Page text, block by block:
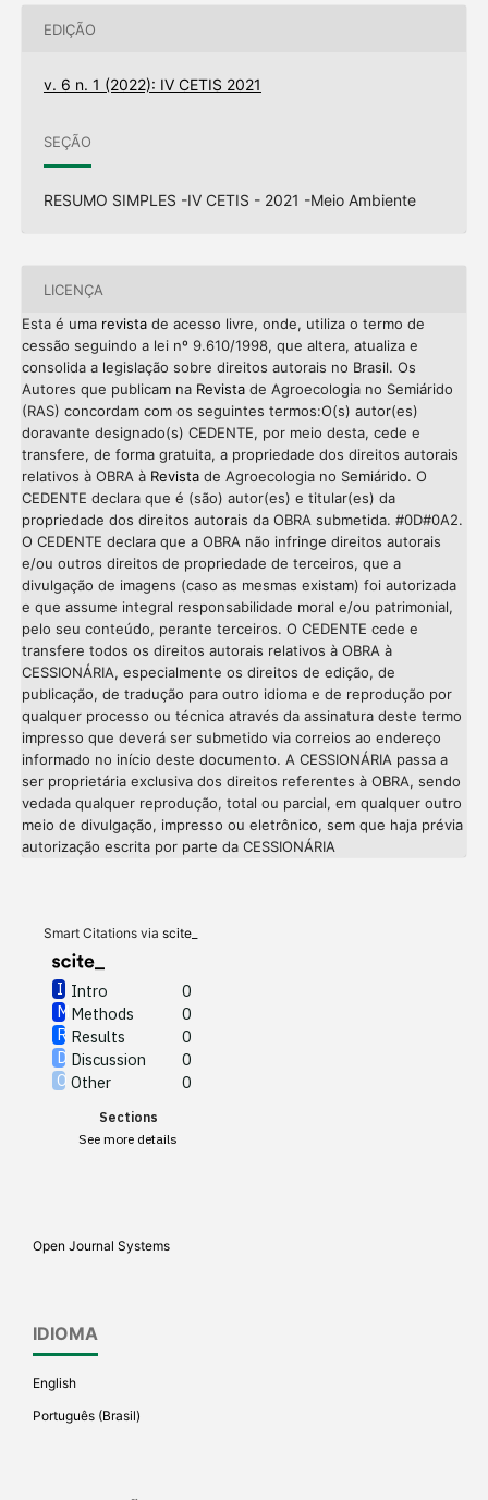
EDIÇÃO
v. 6 n. 1 (2022): IV CETIS 2021
SEÇÃO
RESUMO SIMPLES -IV CETIS - 2021 -Meio Ambiente
LICENÇA
Esta é uma revistade acesso livre, onde, utiliza o termo de
cessão seguindo a lei nº 9.610/1998, que altera, atualiza e
consolida a legislação sobre direitos autorais no Brasil. Os
Autores que publicam na Revistade Agroecologia no Semiárido
(RAS) concordam com os seguintes termos:O(s) autor(es)
doravante designado(s) CEDENTE, por meio desta, cede e
transfere, de forma gratuita, a propriedade dos direitos autorais
relativos à OBRA à Revistade Agroecologia no Semiárido. O
CEDENTE declara que é (são) autor(es) e titular(es) da
propriedade dos direitos autorais da OBRA submetida. #0D#0A2.
O CEDENTE declara que a OBRA não infringe direitos autorais
e/ou outros direitos de propriedade de terceiros, que a
divulgação de imagens (caso as mesmas existam) foi autorizada
e que assume integral responsabilidade moral e/ou patrimonial,
pelo seu conteúdo, perante terceiros. O CEDENTE cede e
transfere todos os direitos autorais relativos à OBRA à
CESSIONÁRIA, especialmente os direitos de edição, de
publicação, de tradução para outro idioma e de reprodução por
qualquer processo ou técnica através da assinatura deste termo
impresso que deverá ser submetido via correios ao endereço
informado no início deste documento. A CESSIONÁRIA passa a
ser proprietária exclusiva dos direitos referentes à OBRA, sendo
vedada qualquer reprodução, total ou parcial, em qualquer outro
meio de divulgação, impresso ou eletrônico, sem que haja prévia
autorização escrita por parte da CESSIONÁRIA
Smart Citations via scite_
Intro
0
Methods
0
Results
0
Discussion
0
Other
0
Sections
See more details
Intro
Open Journal Systems
IDIOMA
English
Português (Brasil)